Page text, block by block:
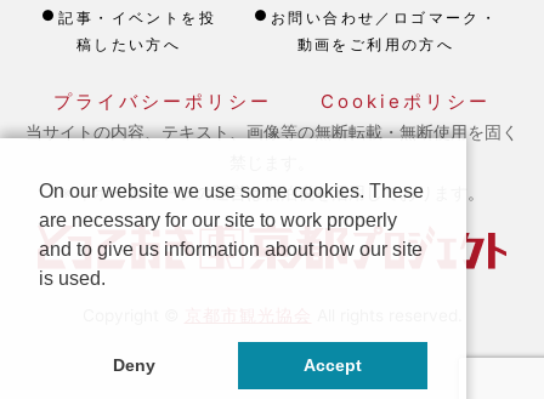
記事・イベントを投
稿したい方へ
お問い合わせ／ロゴマーク・
動画をご利用の方へ
プライバシーポリシー Cookieポリシー
当サイトの内容、テキスト、画像等の無断転載・無断使用を固く
※ 本ホームページの運営は宿泊税を活用しております。
On our website we use some cookies. These
are necessary for our site to work properly
and to give us information about how our site
is used.
Deny Accept